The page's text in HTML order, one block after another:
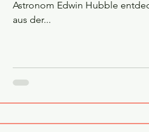
Astronom Edwin Hubble
aus der...